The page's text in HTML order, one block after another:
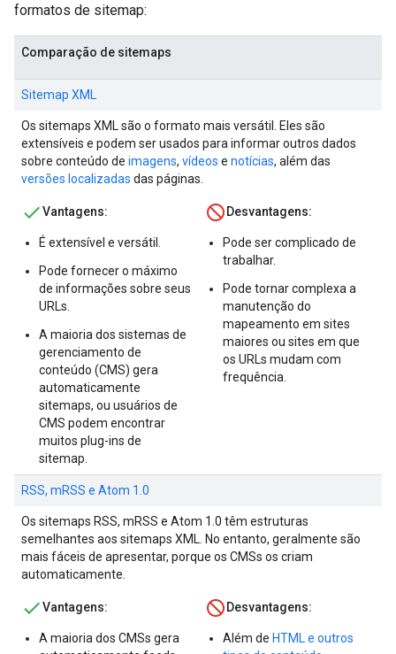
formatos de sitemap:
Comparação de sitemaps
Sitemap XML
Os sitemaps XML são o formato mais versátil. Eles são
extensíveis e podem ser usados para informar outros dados
sobre conteúdo de imagens, vídeos e notícias, além das
versões localizadas das páginas.
Vantagens:
É extensível e versátil.
Pode fornecer o máximo
de informações sobre seus
URLs.
A maioria dos sistemas de
gerenciamento de
conteúdo (CMS) gera
automaticamente
sitemaps, ou usuários de
CMS podem encontrar
muitos plug-ins de
sitemap.
Desvantagens:
Pode ser complicado de
trabalhar.
Pode tornar complexa a
manutenção do
mapeamento em sites
maiores ou sites em que
os URLs mudam com
frequência.
RSS, mRSS e Atom 1.0
Os sitemaps RSS, mRSS e Atom 1.0 têm estruturas
semelhantes aos sitemaps XML. No entanto, geralmente são
mais fáceis de apresentar, porque os CMSs os criam
automaticamente.
Vantagens:
A maioria dos CMSs gera
Desvantagens:
Além de HTML e outros